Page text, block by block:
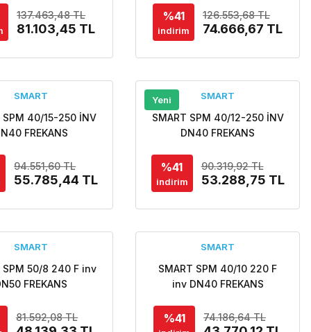
POMPASI
137.463,48 TL
81.103,45 TL
SİRKÜLASYON POMPASI
%41
indirim
126.553,68 TL
74.666,67 TL
SMART
SPM 40/15-250 İNV
FREKANS
POMPASI
94.551,60 TL
55.785,44 TL
Yeni SMART
SMART SPM 40/12-250 İNV
DN40 FREKANS
SİRKÜLASYON POMPASI
%41
indirim
90.319,92 TL
53.288,75 TL
SMART
SPM 50/8 240 F inv
FREKANS
SİRKÜLASYON
POMPASI
81.592,08 TL
SMART
SMART SPM 40/10 220 F
inv DN40 FREKANS
DESIGN SİRKÜLASYON
POMPASI
%41 74.186,64 TL